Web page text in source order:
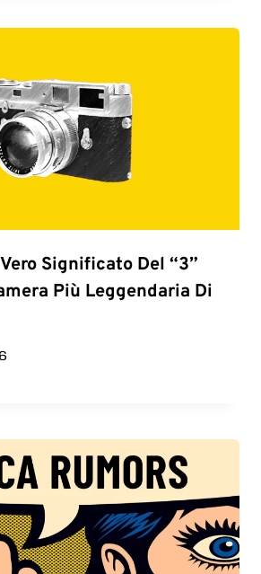
Significato Del “3”
Più Leggendaria Di